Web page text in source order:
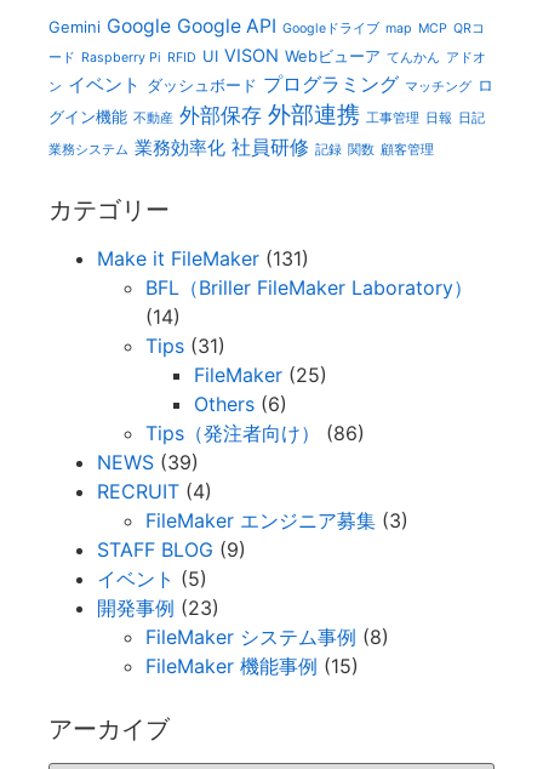
Gemini Google Google API Googleドライブ map MCP QRコ
ード Raspberry Pi RFID UI VISON Webビューア てんかん アドオ
ン イベント ダッシュボード プログラミング マッチング ロ
グイン機能 不動産 外部保存 外部連携 工事管理 日報
日記
業務システム 業務効率化 社員研修 記録 関数 顧客管理
カテゴリー
Make it FileMaker (131)
BFL（Briller FileMaker Laboratory）
(14)
Tips (31)
FileMaker (25)
Others (6)
Tips（発注者向け）
(86)
NEWS (39)
RECRUIT (4)
FileMaker エンジニア募集 (3)
STAFF BLOG (9)
イベント (5)
開発事例 (23)
FileMaker システム事例 (8)
FileMaker 機能事例 (15)
アーカイブ